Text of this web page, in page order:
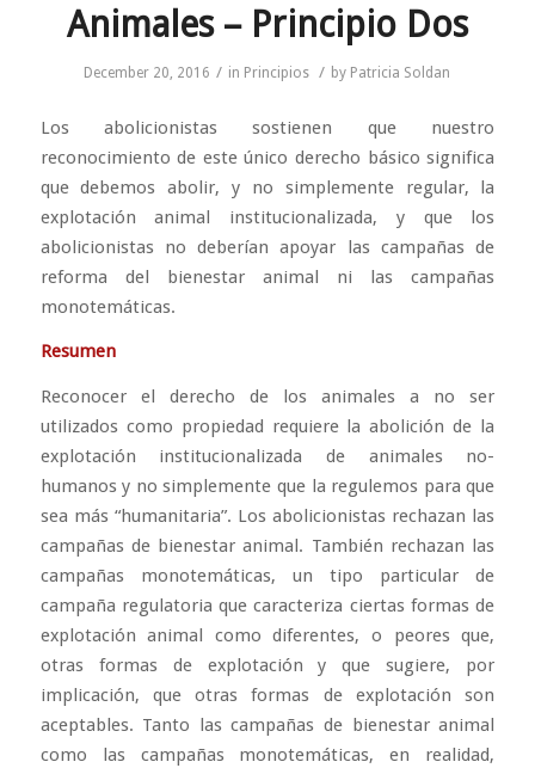
Animales – Principio Dos
December 20, 2016 / in Principios / by Patricia Soldan
Los abolicionistas sostienen que nuestro
reconocimiento de este único derecho básico significa
que debemos abolir, y no simplemente regular, la
explotación animal institucionalizada, y que los
abolicionistas no deberían apoyar las campañas de
reforma del bienestar animal ni las campañas
monotemáticas.
Resumen
Reconocer el derecho de los animales a no ser
utilizados como propiedad requiere la abolición de la
explotación institucionalizada de animales no-
humanos y no simplemente que la regulemos para que
sea más “humanitaria”. Los abolicionistas rechazan las
campañas de bienestar animal. También rechazan las
campañas monotemáticas, un tipo particular de
campaña regulatoria que caracteriza ciertas formas de
explotación animal como diferentes, o peores que,
otras formas de explotación y que sugiere, por
implicación, que otras formas de explotación son
aceptables. Tanto las campañas de bienestar animal
como las campañas monotemáticas, en realidad,